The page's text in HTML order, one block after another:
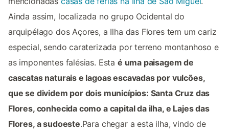
Ainda assim, localizada no grupo Ocidental do
arquipélago dos Açores, a Ilha das Flores tem um cariz
especial, sendo caraterizada por terreno montanhoso e
as imponentes falésias. Esta é uma paisagem de
cascatas naturais e lagoas escavadas por vulcões,
que se dividem por dois municípios: Santa Cruz das
Flores, conhecida como a capital da ilha, e Lajes das
Flores, a sudoeste.Para chegar a esta ilha, vindo de